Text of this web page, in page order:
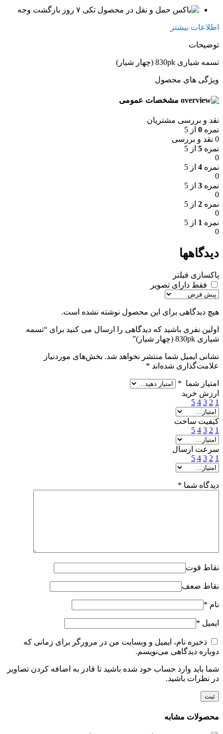
۷ روز بازگشت وجه
اطلاعات بیشتر
توضیحات
تسمه شیاری 830pk (چهار شیار)
ویژگی های محصول
مشخصات عمومی
نقد و بررسی مشتریان
نمره 0 از 5
0 نقد و بررسی
نمره 5 از 5
0
نمره 4 از 5
0
نمره 3 از 5
0
نمره 2 از 5
0
نمره 1 از 5
0
دیدگاهها
پاکسازی فیلتر
فقط دارای تصویر
هیچ دیدگاهی برای این محصول نوشته نشده است.
اولین نفری باشید که دیدگاهی را ارسال می کنید برای “تسمه
شیاری 830pk (چهار شیار)”
نشانی ایمیل شما منتشر نخواهد شد. بخش‌های موردنیاز
علامت‌گذاری شده‌اند *
امتیاز شما *
ارزش خرید
1
2
3
4
5
کیفیت ساخت
1
2
3
4
5
سرعت ارسال
1
2
3
4
5
دیدگاه شما *
نقاط قوت
نقاط ضعف
نام *
ایمیل *
ذخیره نام، ایمیل و وبسایت من در مرورگر برای زمانی که
دوباره دیدگاهی می‌نویسم.
شما باید وارد حساب خود شده باشید تا قادر به اضافه کردن تصاویر
در نظرات باشید.
محصولات مشابه